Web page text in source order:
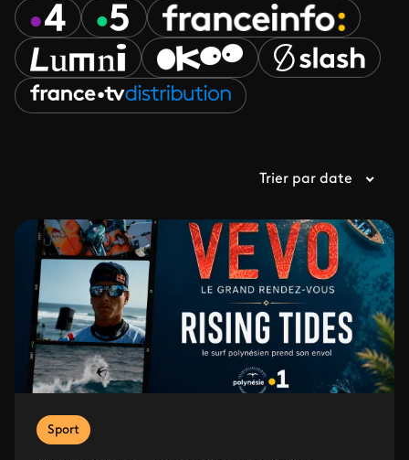
Trier par date
Sport